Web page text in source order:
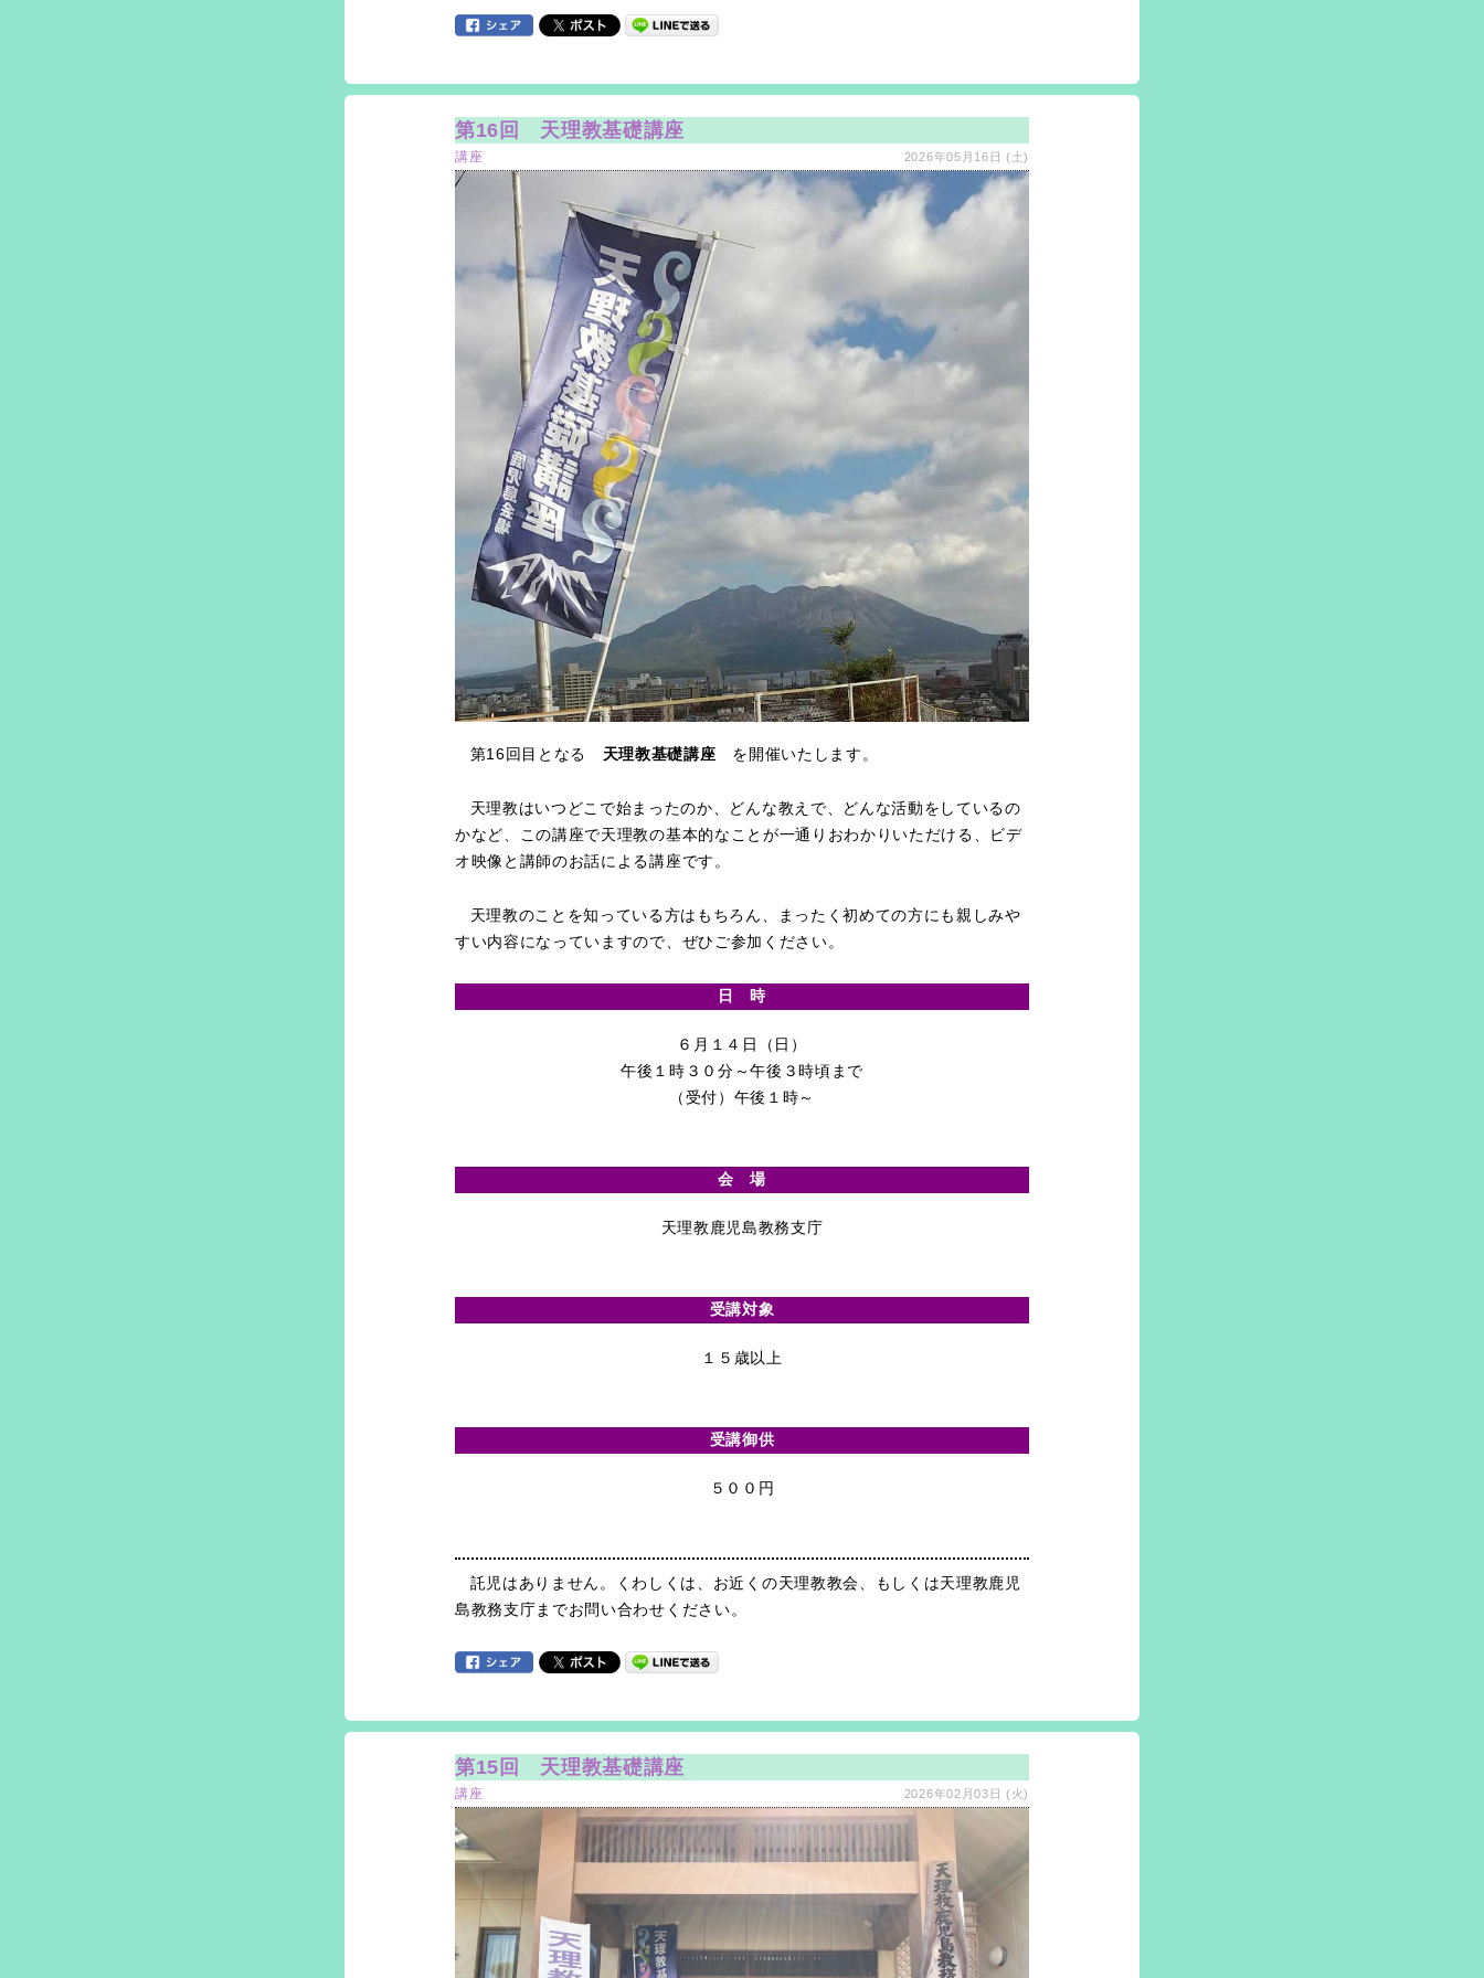
第16回 天理教基礎講座
2026年05月16日 (土)
講座
第16回目となる 天理教基礎講座 を開催いたします。
天理教はいつどこで始まったのか、どんな教えで、どんな活動をしているの
かなど、この講座で天理教の基本的なことが一通りおわかりいただける、ビデ
オ映像と講師のお話による講座です。
天理教のことを知っている方はもちろん、まったく初めての方にも親しみや
すい内容になっていますので、ぜひご参加ください。
日 時
６月１４日（日）
午後１時３０分～午後３時頃まで
（受付）午後１時～
会 場
天理教鹿児島教務支庁
受講対象
１５歳以上
受講御供
５００円
託児はありません。くわしくは、お近くの天理教教会、もしくは天理教鹿児
島教務支庁までお問い合わせください。
第15回 天理教基礎講座
2026年02月03日 (火)
講座